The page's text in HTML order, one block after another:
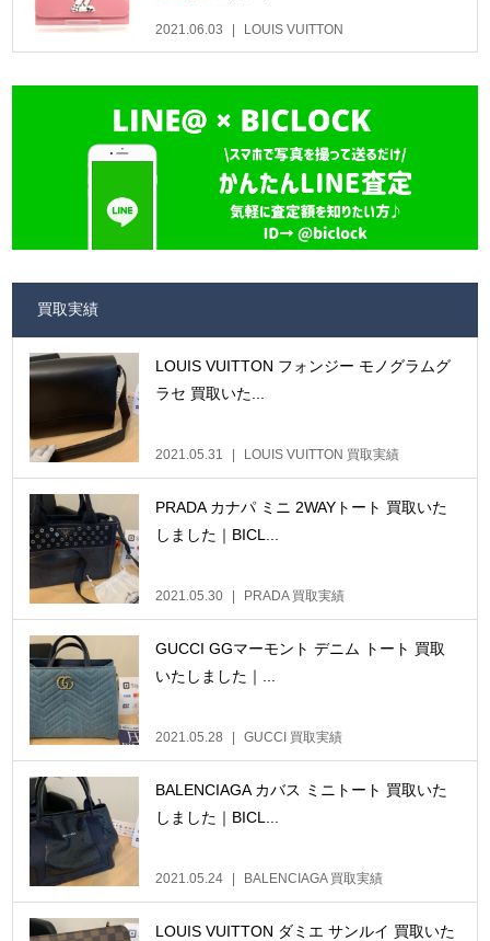
2021.06.03 LOUIS VUITTON
買取実績
LOUIS VUITTON フォンジー モノグラムグ
ラセ 買取いた...
2021.05.31 LOUIS VUITTON 買取実績
PRADA カナパ ミニ 2WAYトート 買取いた
しました｜BICL...
2021.05.30 PRADA 買取実績
GUCCI GGマーモント デニム トート 買取
いたしました｜...
2021.05.28 GUCCI 買取実績
BALENCIAGA カバス ミニトート 買取いた
しました｜BICL...
2021.05.24 BALENCIAGA 買取実績
LOUIS VUITTON ダミエ サンルイ 買取いた